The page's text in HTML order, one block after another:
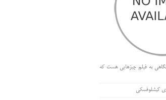
نگاهی به فیلم چیزهایی هست که
کیشلوفسکی